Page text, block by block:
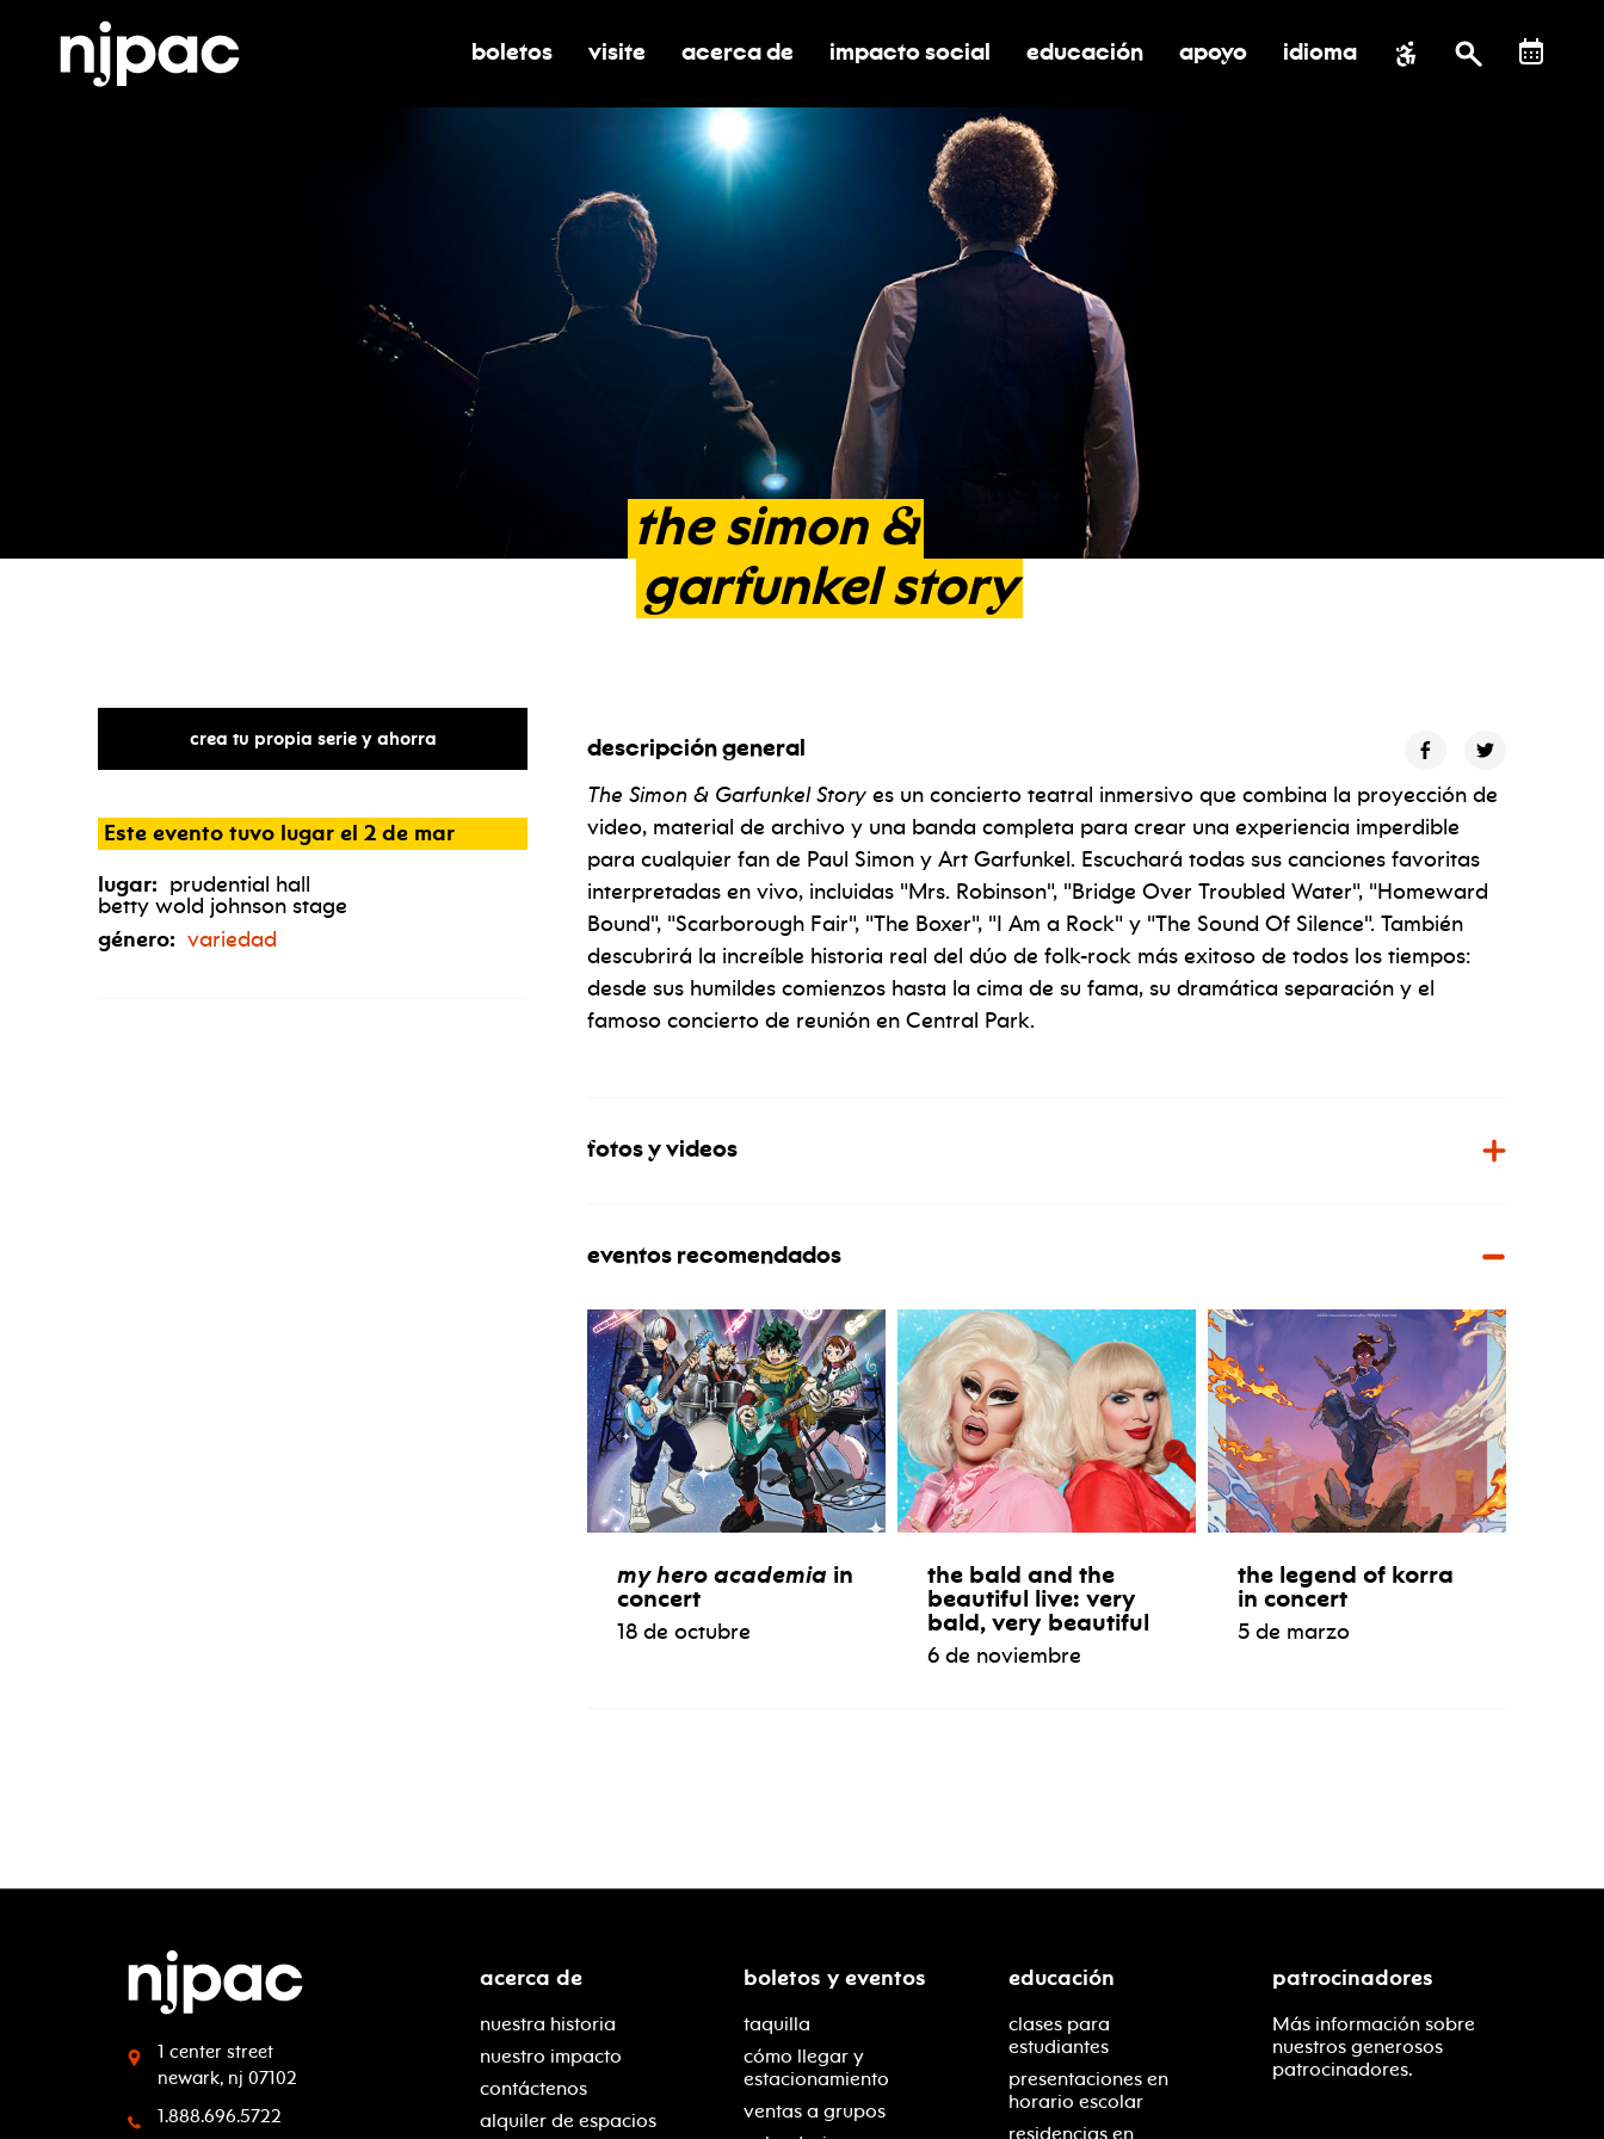
alternar submenú de boletos
boletos alternar submenú de visite
visite alternar submenú de acerca de
acerca de activar/desactivar el submenú de impacto social
impacto social alternar submenú de educación
educación alternar submenú de asistencia
apoyo idioma
the simon &
garfunkel story
crea tu propia serie y ahorra
Este evento tuvo lugar el 2 de mar
lugar: prudential hall
betty wold johnson stage
género: variedad
descripción general
The Simon & Garfunkel Story es un concierto teatral inmersivo que combina la proyección de
video, material de archivo y una banda completa para crear una experiencia imperdible
para cualquier fan de Paul Simon y Art Garfunkel. Escuchará todas sus canciones favoritas
interpretadas en vivo, incluidas "Mrs. Robinson", "Bridge Over Troubled Water", "Homeward
Bound", "Scarborough Fair", "The Boxer", "I Am a Rock" y "The Sound Of Silence". También
descubrirá la increíble historia real del dúo de folk-rock más exitoso de todos los tiempos:
desde sus humildes comienzos hasta la cima de su fama, su dramática separación y el
famoso concierto de reunión en Central Park.
fotos y videos
eventos recomendados
my hero academia in
concert
18 de octubre
the bald and the
beautiful live: very
bald, very beautiful
6 de noviembre
the legend of korra
in concert
5 de marzo
1 center street
newark, nj 07102
1.888.696.5722
acerca de
nuestra historia
nuestro impacto
contáctenos
alquiler de espacios
boletos y eventos
taquilla
cómo llegar y
estacionamiento
ventas a grupos
educación
clases para
estudiantes
presentaciones en
horario escolar
residencias en
patrocinadores
Más información sobre
nuestros generosos
patrocinadores.